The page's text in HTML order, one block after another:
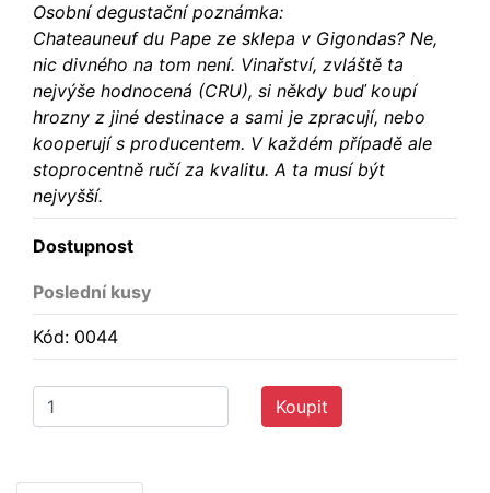
Osobní degustační poznámka:
Chateauneuf du Pape ze sklepa v Gigondas? Ne,
nic divného na tom není. Vinařství, zvláště ta
nejvýše hodnocená (CRU), si někdy buď koupí
hrozny z jiné destinace a sami je zpracují, nebo
kooperují s producentem. V každém případě ale
stoprocentně ručí za kvalitu. A ta musí být
nejvyšší.
Dostupnost
Poslední kusy
Kód: 0044
Koupit